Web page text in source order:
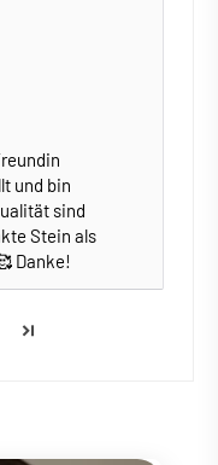
und bin
sind
Stein als
Danke!